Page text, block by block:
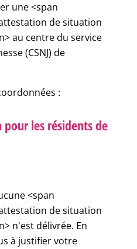
une <span
de situation
au centre du service
(CSNJ) de
:
pour les résidents de
<span
de situation
n'est délivrée. En
à justifier votre